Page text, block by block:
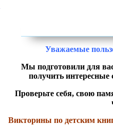
Уважаемые
Мы подготовили для
получить интересные
Проверьте себя, свою
Викторины по детским